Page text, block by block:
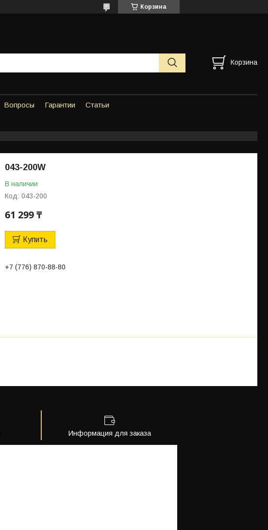
Корзина
Корзина
Вопросы Гарантии Статьи
043-200W
В наличии
Код: 043-200
61 299 ₸
Купить
+7 (776) 870-88-80
Информация для заказа